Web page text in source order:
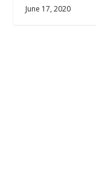
June 17, 2020